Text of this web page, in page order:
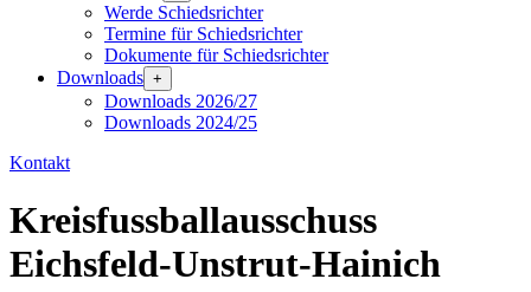
Werde Schiedsrichter
Termine für Schiedsrichter
Dokumente für Schiedsrichter
Downloads +
Downloads 2026/27
Downloads 2024/25
Kontakt
Kreisfussballausschuss
Eichsfeld-Unstrut-Hainich